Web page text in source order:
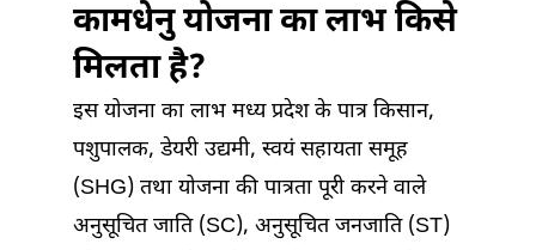
कामधेनु योजना का लाभ किसे
मिलता है?
इस योजना का लाभ मध्य प्रदेश के पात्र किसान,
पशुपालक, डेयरी उद्यमी, स्वयं सहायता समूह
(SHG) तथा योजना की पात्रता पूरी करने वाले
अनुसूचित जाति (SC), अनुसूचित जनजाति (ST)